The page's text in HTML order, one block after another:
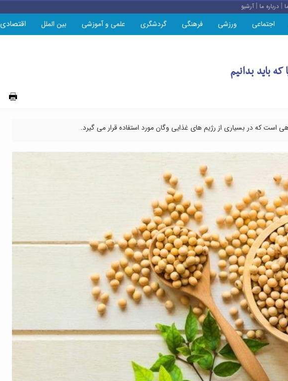
|درباره ما |آرشیو
اجتماعی ورزشی فرهنگی گردشگری علمی و آموزشی بین الملل اقتصادی
باید بدانیم
است که در بسیاری از رژیم های غذایی وگان مورد استفاده قرار می گیرد.